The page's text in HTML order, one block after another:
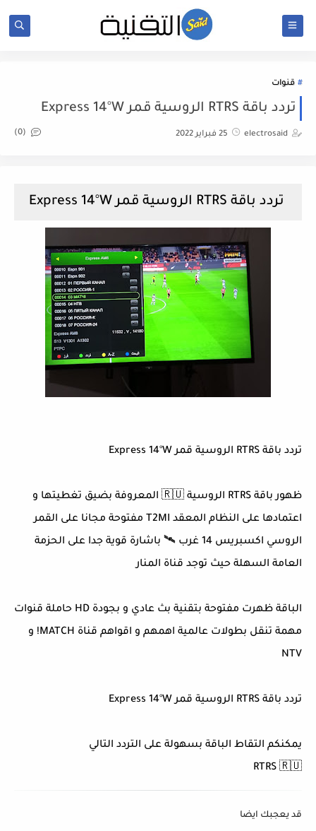
قنوات
تردد باقة RTRS الروسية قمر Express 14°W
electrosaid 25 فبراير 2022 (0)
تردد باقة RTRS الروسية قمر Express 14°W
تردد باقة RTRS الروسية قمر Express 14°W
ظهور باقة RTRS الروسية 🇷🇺 المعروفة بضيق تغطيتها و
اعتمادها على النظام المعقد T2MI مفتوحة مجانا على القمر
الروسي اكسبريس 14 غرب 🛰️ باشارة قوية جدا على الحزمة
العامة السهلة حيث توجد قناة المنار
الباقة ظهرت مفتوحة بتقنية بث عادي و بجودة HD حاملة قنوات
مهمة تنقل بطولات عالمية اهمهم و اقواهم قناة MATCH! و
NTV
تردد باقة RTRS الروسية قمر Express 14°W
يمكنكم التقاط الباقة بسهولة على التردد التالي
RTRS 🇷🇺
قد يعجبك ايضا